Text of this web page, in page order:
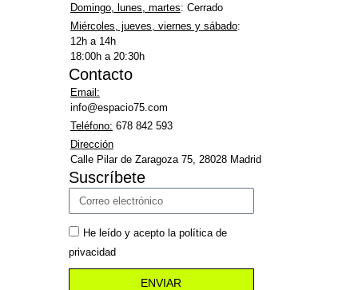
Domingo, lunes, martes: Cerrado
Miércoles, jueves, viernes y sábado:
12h a 14h
18:00h a 20:30h
Contacto
Email:
info@espacio75.com
Teléfono: 678 842 593
Dirección
Calle Pilar de Zaragoza 75, 28028 Madrid
Suscríbete
He leído y acepto la política de
privacidad
ENVIAR